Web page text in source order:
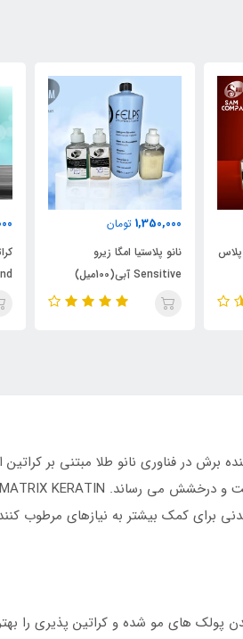
850,000 تومان
کراتین ماکادمیا بلوندر
Ultimate blond
فلپس(100میل)
(100میل)MATRIZ
برای کمک بیشتر به نیازهای مرطوب